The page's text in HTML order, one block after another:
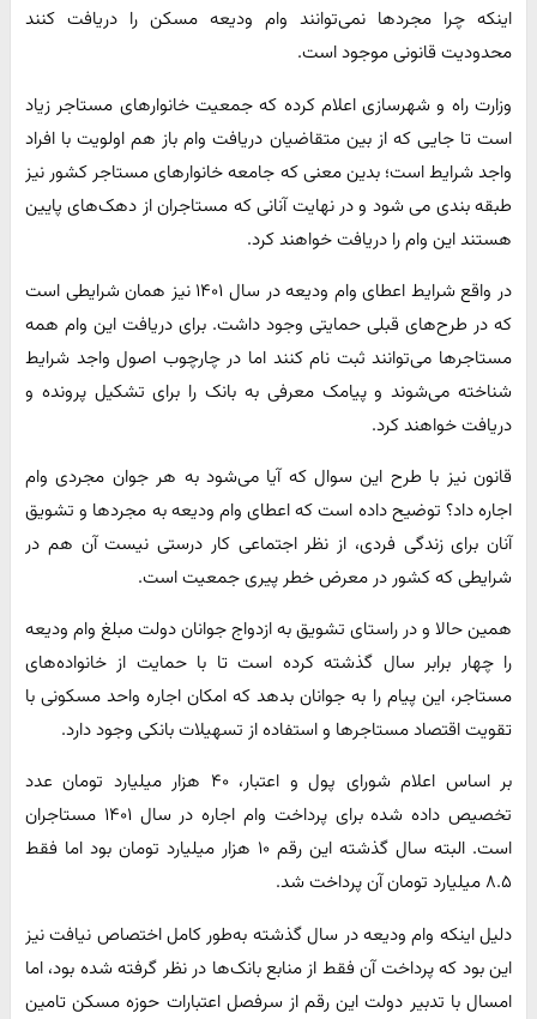
اینکه چرا مجردها نمی‌توانند وام ودیعه مسکن را دریافت کنند
محدودیت قانونی موجود است.
وزارت راه و شهرسازی اعلام کرده که جمعیت خانوارهای مستاجر زیاد
است تا جایی که از بین متقاضیان دریافت وام باز هم اولویت با افراد
واجد شرایط است؛ بدین معنی که جامعه خانوارهای مستاجر کشور نیز
طبقه بندی می شود و در نهایت آنانی که مستاجران از دهک‌های پایین
هستند این وام را دریافت خواهند کرد.
در واقع شرایط اعطای وام ودیعه در سال ۱۴۰۱ نیز همان شرایطی است
که در طرح‌های قبلی حمایتی وجود داشت. برای دریافت این وام همه
مستاجرها می‌توانند ثبت نام کنند اما در چارچوب اصول واجد شرایط
شناخته می‌شوند و پیامک معرفی به بانک را برای تشکیل پرونده و
دریافت خواهند کرد.
قانون نیز با طرح این سوال که آیا می‌شود به هر جوان مجردی وام
اجاره داد؟ توضیح داده است که اعطای وام ودیعه به مجردها و تشویق
آنان برای زندگی فردی، از نظر اجتماعی کار درستی نیست آن هم در
شرایطی که کشور در معرض خطر پیری جمعیت است.
همین حالا و در راستای تشویق به ازدواج جوانان دولت مبلغ وام ودیعه
را چهار برابر سال گذشته کرده است تا با حمایت از خانواده‌های
مستاجر، این پیام را به جوانان بدهد که امکان اجاره واحد مسکونی با
تقویت اقتصاد مستاجرها و استفاده از تسهیلات بانکی وجود دارد.
بر اساس اعلام شورای پول و اعتبار، ۴۰ هزار میلیارد تومان عدد
تخصیص داده شده برای پرداخت وام اجاره در سال ۱۴۰۱ مستاجران
است. البته سال گذشته این رقم ۱۰ هزار میلیارد تومان بود اما فقط
۸.۵ میلیارد تومان آن پرداخت شد.
دلیل اینکه وام‌ ودیعه در سال گذشته به‌طور کامل اختصاص نیافت نیز
این بود که پرداخت آن فقط از منابع بانک‌ها در نظر گرفته شده بود، اما
امسال با تدبیر دولت این رقم از سرفصل اعتبارات حوزه مسکن تامین